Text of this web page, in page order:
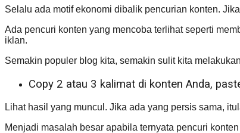
Selalu ada motif ekonomi dibalik pencurian konten.
Ada pencuri konten yang mencoba terlihat seperti
iklan.
Semakin populer blog kita, semakin sulit kita
Copy 2 atau 3 kalimat di konten Anda,
Lihat hasil yang muncul. Jika ada yang persis sama,
Menjadi masalah besar apabila ternyata pencuri